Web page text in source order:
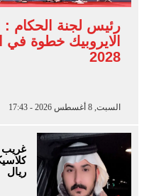
رئيس لجنة الحكام :
الايروبيك خطوة في
2028
السبت, 8 أغسطس 2026 - 17:43
ريال